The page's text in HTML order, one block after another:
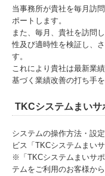
当事務所が貴社を毎月訪
ポートします。
また、毎月、貴社を訪問
性及び適時性を検証し、
す。
これにより貴社は最新業
基づく業績改善の打ち手を
TKCシステムまいサ
システムの操作方法・設
ビス「TKCシステムまい
※「TKCシステムまいサ
テムをご利用のお客様か